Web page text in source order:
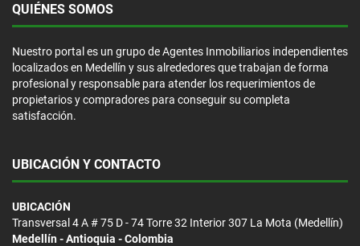
QUIÉNES SOMOS
Nuestro portal es un grupo de Agentes Inmobiliarios independientes
localizados en Medellín y sus alrededores que trabajan de forma
profesional y responsable para atender los requerimientos de
propietarios y compradores para conseguir su completa
satisfacción.
UBICACIÓN Y CONTACTO
UBICACIÓN
Transversal 4 A # 75 D - 74 Torre 32 Interior 307 La Mota (Medellín)
Medellín - Antioquia - Colombia